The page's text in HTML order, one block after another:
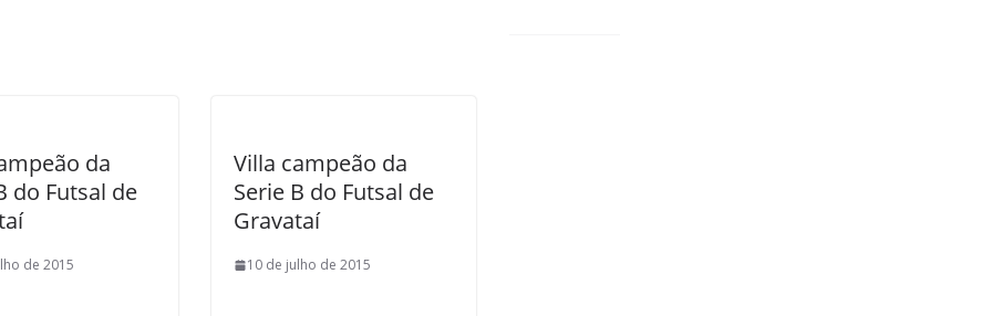
da
do Futsal de
de 2015
Villa campeão da
Serie B do Futsal de
Gravataí
10 de julho de 2015